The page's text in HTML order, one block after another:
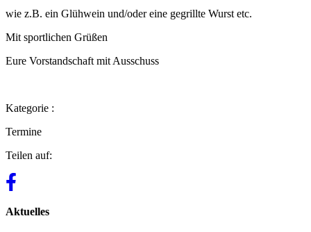
wie z.B. ein Glühwein und/oder eine gegrillte Wurst etc.
Mit sportlichen Grüßen
Eure Vorstandschaft mit Ausschuss
Kategorie :
Termine
Teilen auf:
Aktuelles